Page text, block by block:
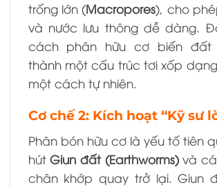
trống lớn (Macropores), cho
và nước lưu thông dễ dàng.
cách phân hữu cơ biến đất
thành một cấu trúc tơi xốp
một cách tự nhiên.
Cơ chế 2: Kích hoạt “Kỹ sư
Phân bón hữu cơ là yếu tố tiên
hútGiun đất (Earthworms)và
chân khớp quay trở lại. Giun